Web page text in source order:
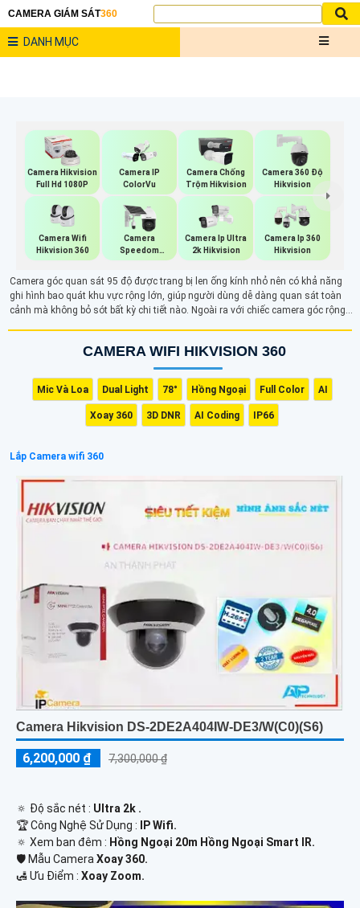
CAMERA GIÁM SÁT360
DANH MỤC
Camera Hikvision
Full Hd 1080P
Camera IP
ColorVu
Camera Chống
Trộm Hikvision
Camera 360 Độ
Hikvision
Camera Wifi
Hikvision 360
Camera
Speedom
Hikvision
Camera Ip Ultra
2k Hikvision
Camera Ip 360
Hikvision
Camera góc quan sát 95 độ được trang bị len ống kính nhỏ nên có khả năng
ghi hình bao quát khu vực rộng lớn, giúp người dùng dễ dàng quan sát toàn
cảnh mà không bỏ sót bất kỳ chi tiết nào. Ngoài ra với chiếc camera góc rộng
CAMERA WIFI HIKVISION 360
Mic Và Loa Dual Light 78° Hồng Ngoại Full Color AI
Xoay 360 3D DNR AI Coding IP66
Lắp Camera wifi 360
Camera Hikvision DS-2DE2A404IW-DE3/W(C0)(S6)
6,200,000 ₫ 7,300,000 ₫
🔅 Độ sắc nét : Ultra 2k .
🏆 Công Nghệ Sử Dụng :
IP Wifi.
🔅 Xem ban đêm : Hồng Ngoại 20m Hồng Ngoại Smart IR.
🛡 Mẫu CameraXoay 360.
️🛃 Ưu Điểm : Xoay Zoom.